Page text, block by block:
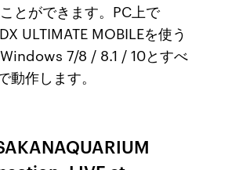
とができます。PC上で
ULTIMATE MOBILEを使う
7/8 / 8.1 / 10とすべ
動作します。